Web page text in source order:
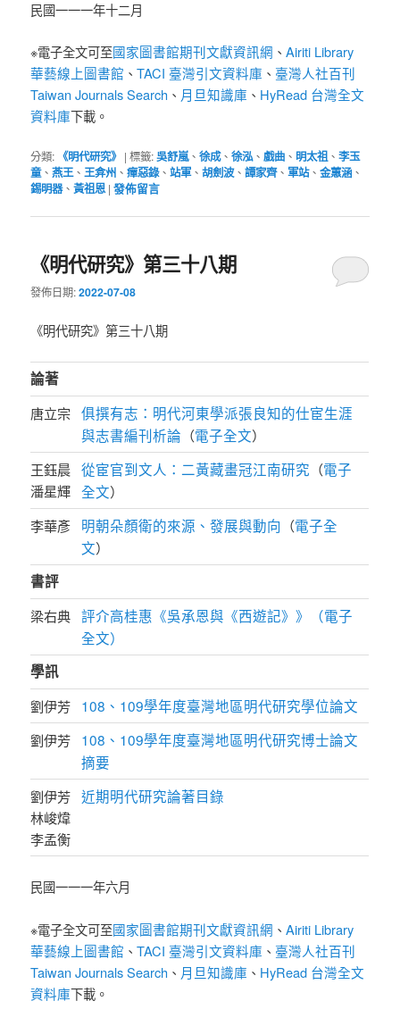
民國一一一年十二月
※電子全文可至國家圖書館期刊文獻資訊網 、Airiti Library
華藝線上圖書館 、TACI 臺灣引文資料庫 、 臺灣人社百刊
Taiwan Journals Search 、 月旦知識庫 、 HyRead 台灣全文
資料庫下載。
分類: 《明代研究》 |標籤:吳舒嵐、徐成、徐泓、戲曲 、 明太祖 、李玉
童、燕王、王弇州 、癉惡錄、站軍、胡劍波、譚家齊、軍站、金蕙涵 、
錫明器、黃祖恩 |發佈留言
《明代研究》第三十八期
發佈日期:2022-07-08
《明代研究》第三十八期
論著
唐立宗 俱撰有志：明代河東學派張良知的仕宦生涯
與志書編刊析論 （電子全文）
王鈺晨
潘星輝
從宦官到文人：二黃藏畫冠江南研究 （電子
全文）
李華彥
明朝朵顏衛的來源、發展與動向 （電子全
文）
書評
梁右典 評介高桂惠《吳承恩與《西遊記》》（電子
全文）
學訊
劉伊芳 108、109學年度臺灣地區明代研究學位論文
劉伊芳
108、109學年度臺灣地區明代研究博士論文
摘要
劉伊芳
林峻煒
李孟衡
近期明代研究論著目錄
民國一一一年六月
※電子全文可至國家圖書館期刊文獻資訊網 、Airiti Library
華藝線上圖書館 、TACI 臺灣引文資料庫 、 臺灣人社百刊
Taiwan Journals Search 、 月旦知識庫 、 HyRead 台灣全文
資料庫下載。